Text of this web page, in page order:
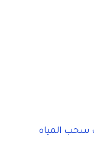
سحب المياه